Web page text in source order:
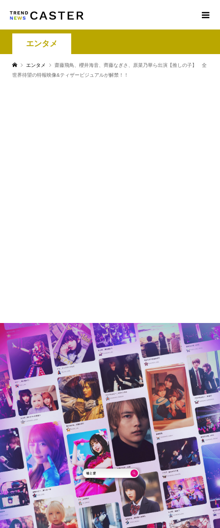
エンタメ
エンタメ
齋藤飛鳥、櫻井海音、齊藤なぎさ、原菜乃華ら出演【推しの子】 全
世界待望の特報映像&ティザービジュアルが解禁！！